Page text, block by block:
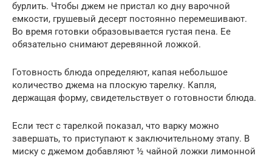
бурлить. Чтобы джем не пристал ко дну варочной
емкости, грушевый десерт постоянно перемешивают.
Во время готовки образовывается густая пена. Ее
обязательно снимают деревянной ложкой.
Готовность блюда определяют, капая небольшое
количество джема на плоскую тарелку. Капля,
держащая форму, свидетельствует о готовности блюда.
Если тест с тарелкой показал, что варку можно
завершать, то приступают к заключительному этапу. В
миску с джемом добавляют ½ чайной ложки лимонной